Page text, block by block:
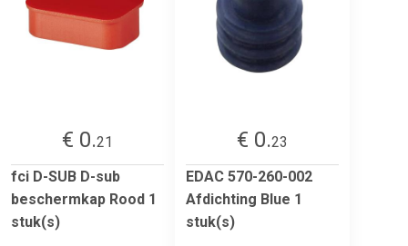
€ 0.21
fci D-SUB D-sub
beschermkap Rood 1
stuk(s)
€ 0.23
EDAC 570-260-002
Afdichting Blue 1
stuk(s)